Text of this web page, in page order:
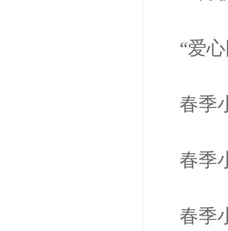
“爱
春季
春
春季